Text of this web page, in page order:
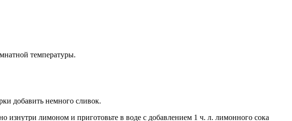
температуры.
добавить немного сливок.
изнутри лимоном и приготовьте в воде с добавлением 1 ч. л. лимонного сока